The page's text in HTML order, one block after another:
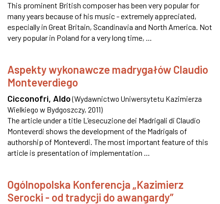
This prominent British composer has been very popular for
many years because of his music - extremely appreciated,
especially in Great Britain, Scandinavia and North America. Not
very popular in Poland for a very long time, ...
Aspekty wykonawcze madrygałów Claudio
Monteverdiego
Cicconofri, Aldo (Wydawnictwo Uniwersytetu Kazimierza
Wielkiego w Bydgoszczy, 2011)
The article under a title L’esecuzione dei Madrigali di Claudio
Monteverdi shows the development of the Madrigals of
authorship of Monteverdi. The most important feature of this
article is presentation of implementation ...
Ogólnopolska Konferencja „Kazimierz
Serocki - od tradycji do awangardy”